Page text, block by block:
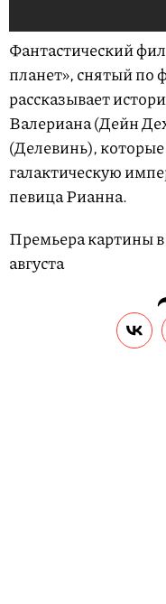
Фантастический
планет», снятый по
рассказывает
Валериана (Дейн
(Делевинь),
галактическую
певица Рианна.
Премьера картины
августа